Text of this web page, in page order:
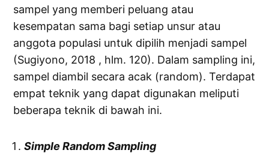
sampel yang memberi peluang atau
kesempatan sama bagi setiap unsur atau
anggota populasi untuk dipilih menjadi sampel
(Sugiyono, 2018 , hlm. 120). Dalam sampling ini,
sampel diambil secara acak (random). Terdapat
empat teknik yang dapat digunakan meliputi
beberapa teknik di bawah ini.
Simple Random Sampling